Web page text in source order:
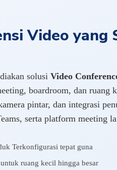
Video yang
solusi Video
boardroom, dan ruang
pintar, dan integrasi
serta platform meeting
Terkonfigurasi tepat guna
ruang kecil hingga besar